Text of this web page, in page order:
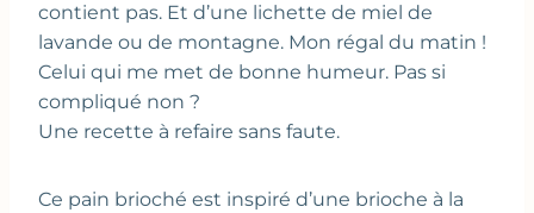
contient pas. Et d’une lichette de miel de
lavande ou de montagne. Mon régal du matin !
Celui qui me met de bonne humeur. Pas si
compliqué non ?
Une recette à refaire sans faute.
Ce pain brioché est inspiré d’une brioche à la